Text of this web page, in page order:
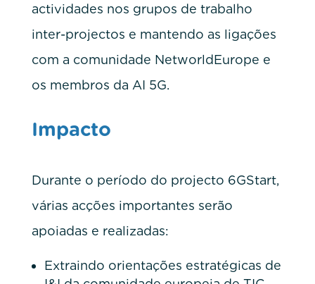
actividades nos grupos de trabalho
inter-projectos e mantendo as ligações
com a comunidade NetworldEurope e
os membros da AI 5G.
Impacto
Durante o período do projecto 6GStart,
várias acções importantes serão
apoiadas e realizadas:
Extraindo orientações estratégicas de